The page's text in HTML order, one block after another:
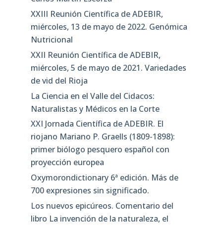
XXIII Reunión Científica de ADEBIR,
miércoles, 13 de mayo de 2022. Genómica
Nutricional
XXII Reunión Científica de ADEBIR,
miércoles, 5 de mayo de 2021. Variedades
de vid del Rioja
La Ciencia en el Valle del Cidacos:
Naturalistas y Médicos en la Corte
XXI Jornada Científica de ADEBIR. El
riojano Mariano P. Graells (1809-1898):
primer biólogo pesquero español con
proyección europea
Oxymorondictionary 6ª edición. Más de
700 expresiones sin significado.
Los nuevos epicúreos. Comentario del
libro La invención de la naturaleza, el